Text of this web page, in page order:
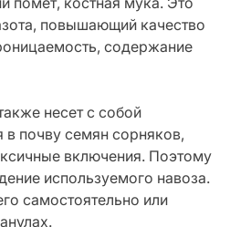
повышающий качество
содержание
несет с собой
в почву семян сорняков,
включения. Поэтому
используемого навоза.
самостоятельно или